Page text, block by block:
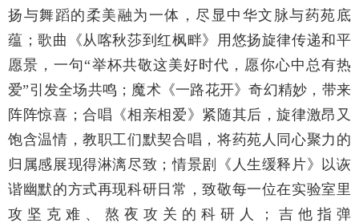
扬与舞蹈的柔美融为一体，尽显中华文脉与药苑底
蕴；歌曲《从喀秋莎到红枫畔》用悠扬旋律传递和平
愿景，一句“举杯共敬这美好时代，愿你心中总有热
爱”引发全场共鸣；魔术《一路花开》奇幻精妙，带来
阵阵惊喜；合唱《相亲相爱》紧随其后，旋律激昂又
饱含温情，教职工们默契合唱，将药苑人同心聚力的
归属感展现得淋漓尽致；情景剧《人生缓释片》以诙
谐幽默的方式再现科研日常，致敬每一位在实验室里
攻坚克难、熬夜攻关的科研人；吉他指弹